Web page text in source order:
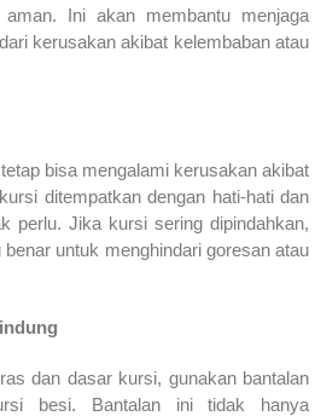
Ini akan membantu menjaga
kerusakan akibat kelembaban atau
bisa mengalami kerusakan akibat
ditempatkan dengan hati-hati dan
perlu. Jika kursi sering dipindahkan,
untuk menghindari goresan atau
dan dasar kursi, gunakan bantalan
besi. Bantalan ini tidak hanya